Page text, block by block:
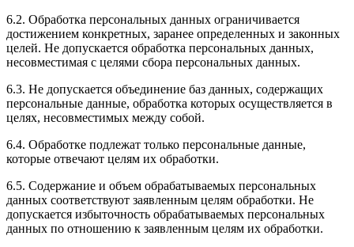
6.2. Обработка персональных данных ограничивается
достижением конкретных, заранее определенных и законных
целей. Не допускается обработка персональных данных,
несовместимая с целями сбора персональных данных.
6.3. Не допускается объединение баз данных, содержащих
персональные данные, обработка которых осуществляется в
целях, несовместимых между собой.
6.4. Обработке подлежат только персональные данные,
которые отвечают целям их обработки.
6.5. Содержание и объем обрабатываемых персональных
данных соответствуют заявленным целям обработки. Не
допускается избыточность обрабатываемых персональных
данных по отношению к заявленным целям их обработки.